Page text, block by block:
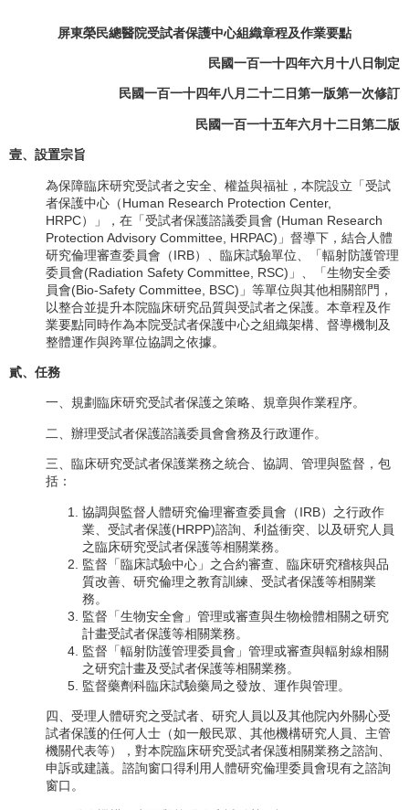
屏東榮民總醫院受試者保護中心組織章程及作業要點
民國一百一十四年六月十八日制定
民國一百一十四年八月二十二日第一版第一次修訂
民國一百一十五年六月十二日第二版
壹、設置宗旨
為保障臨床研究受試者之安全、權益與福祉，本院設立「受試
者保護中心（Human Research Protection Center,
HRPC）」，在「受試者保護諮議委員會 (Human Research
Protection Advisory Committee, HRPAC)」督導下，結合人體
研究倫理審查委員會（IRB）、臨床試驗單位、「輻射防護管理
委員會(Radiation Safety Committee, RSC)」、「生物安全委
員會(Bio-Safety Committee, BSC)」等單位與其他相關部門，
以整合並提升本院臨床研究品質與受試者之保護。本章程及作
業要點同時作為本院受試者保護中心之組織架構、督導機制及
整體運作與跨單位協調之依據。
貳、任務
一、規劃臨床研究受試者保護之策略、規章與作業程序。
二、辦理受試者保護諮議委員會會務及行政運作。
三、臨床研究受試者保護業務之統合、協調、管理與監督，包
括：
協調與監督人體研究倫理審查委員會（IRB）之行政作
業、受試者保護(HRPP)諮詢、利益衝突、以及研究人員
之臨床研究受試者保護等相關業務。
監督「臨床試驗中心」之合約審查、臨床研究稽核與品
質改善、研究倫理之教育訓練、受試者保護等相關業
務。
監督「生物安全會」管理或審查與生物檢體相關之研究
計畫受試者保護等相關業務。
監督「輻射防護管理委員會」管理或審查與輻射線相關
之研究計畫及受試者保護等相關業務。
監督藥劑科臨床試驗藥局之發放、運作與管理。
四、受理人體研究之受試者、研究人員以及其他院內外關心受
試者保護的任何人士（如一般民眾、其他機構研究人員、主管
機關代表等），對本院臨床研究受試者保護相關業務之諮詢、
申訴或建議。諮詢窗口得利用人體研究倫理委員會現有之諮詢
窗口。